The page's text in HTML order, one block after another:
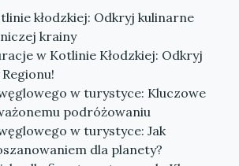
kłodzkiej: Odkryj kulinarne
krainy
w Kotlinie Kłodzkiej: Odkryj
w turystyce: Kluczowe
podróżowaniu
w turystyce: Jak
dla planety?